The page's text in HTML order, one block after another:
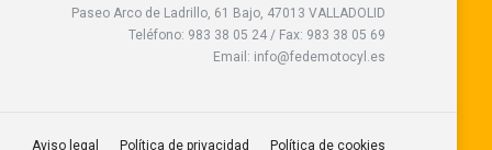
Paseo Arco de Ladrillo, 61 Bajo, 47013 VALLADOLID
Teléfono: 983 38 05 24 / Fax: 983 38 05 69
Email: info@fedemotocyl.es
Aviso legal Política de privacidad Política de cookies